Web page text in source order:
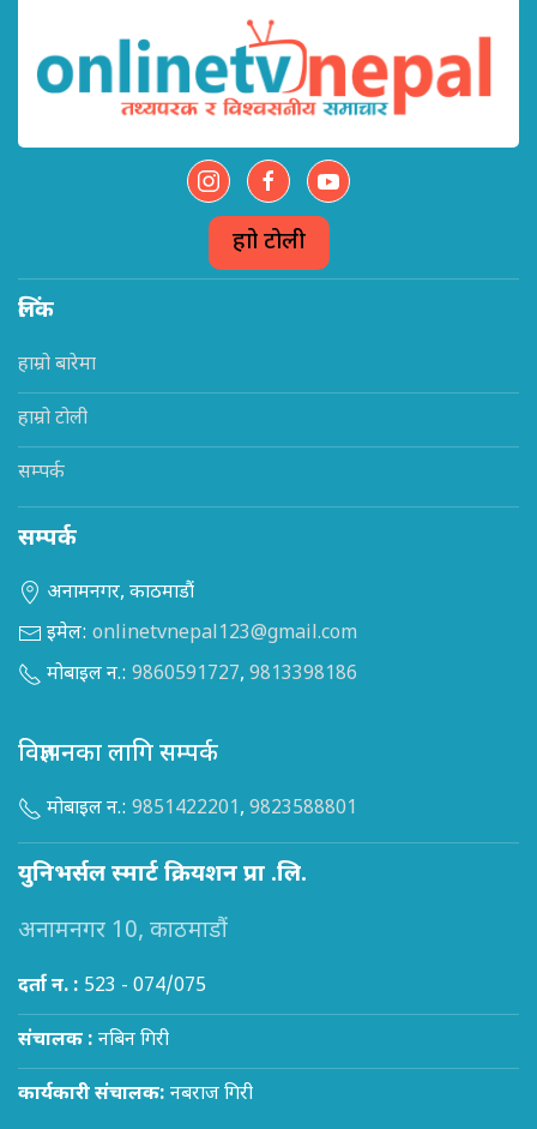
हाम्रो टोली
लिंक
हाम्रो बारेमा
हाम्रो टोली
सम्पर्क
सम्पर्क
अनामनगर, काठमाडौं
इमेल: onlinetvnepal123@gmail.com
मोबाइल न.: 9860591727, 9813398186
विज्ञापनका लागि सम्पर्क
मोबाइल न.: 9851422201, 9823588801
युनिभर्सल स्मार्ट क्रियशन प्रा .लि.
अनामनगर 10, काठमाडौं
दर्ता न. : 523 - 074/075
संचालक : नबिन गिरी
कार्यकारी संचालक: नबराज गिरी